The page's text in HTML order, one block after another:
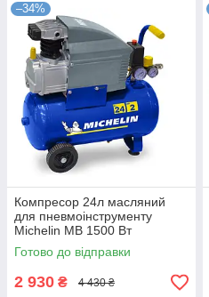
–34%
Компресор 24л масляний
для пневмоінструменту
Michelin MB 1500 Вт
компресор масляний 24л з
манометром
Готово до відправки
2 930 ₴ 4 430 ₴